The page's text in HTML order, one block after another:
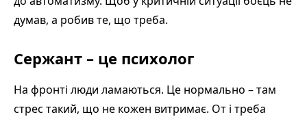
думав, а робив те, що треба.
Сержант – це психолог
На фронті люди ламаються. Це нормально – там
стрес такий, що не кожен витримає. От і треба